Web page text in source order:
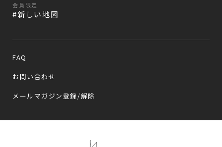
会員限定
#新しい地図
FAQ
お問い合わせ
メールマガジン登録/解除